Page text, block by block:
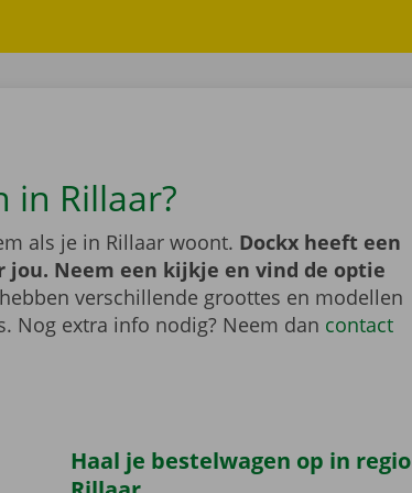
in Rillaar?
als je in Rillaar woont. Dockx heeft een
jou. Neem een kijkje en vind de optie
verschillende groottes en modellen
Nog extra info nodig? Neem dan contact
Haal je bestelwagen op in regio